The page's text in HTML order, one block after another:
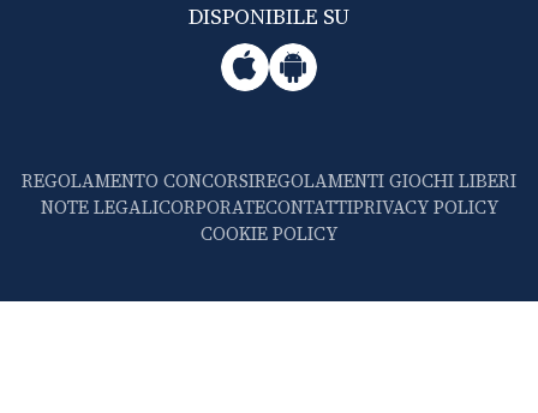
DISPONIBILE SU
REGOLAMENTO CONCORSIREGOLAMENTI GIOCHI LIBERI
NOTE LEGALICORPORATECONTATTIPRIVACY POLICY
COOKIE POLICY